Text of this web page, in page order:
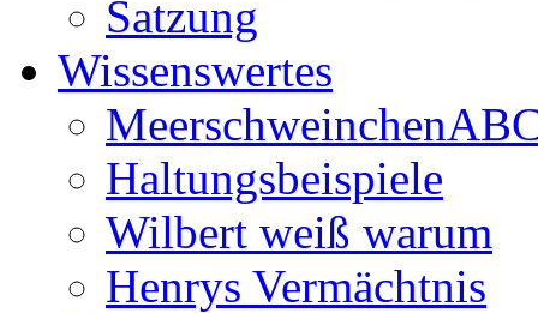
Satzung
Wissenswertes
Haltungsbeispiele
Wilbert weiß warum
Henrys Vermächtnis